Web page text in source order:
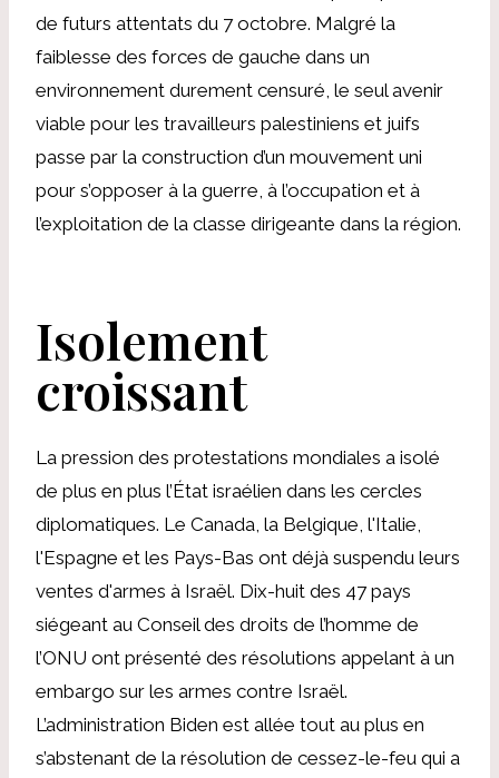
de futurs attentats du 7 octobre. Malgré la
faiblesse des forces de gauche dans un
environnement durement censuré, le seul avenir
viable pour les travailleurs palestiniens et juifs
passe par la construction d’un mouvement uni
pour s’opposer à la guerre, à l’occupation et à
l’exploitation de la classe dirigeante dans la région.
Isolement
croissant
La pression des protestations mondiales a isolé
de plus en plus l’État israélien dans les cercles
diplomatiques. Le Canada, la Belgique, l'Italie,
l'Espagne et les Pays-Bas ont déjà suspendu leurs
ventes d'armes à Israël. Dix-huit des 47 pays
siégeant au Conseil des droits de l’homme de
l’ONU ont présenté des résolutions appelant à un
embargo sur les armes contre Israël.
L’administration Biden est allée tout au plus en
s’abstenant de la résolution de cessez-le-feu qui a